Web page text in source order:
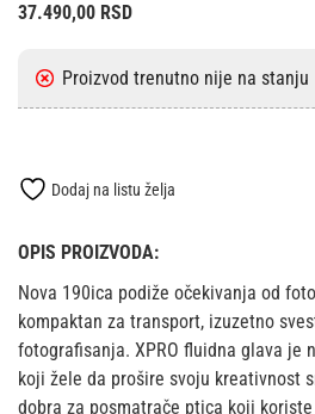
37.490,00 RSD
OPIS PROIZVODA:
Nova 190ica podiže očekivanja od
kompaktan za transport, izuzetno
fotografisanja. XPRO fluidna glava je
koji žele da prošire svoju kreativnost
dobra za posmatrače ptica koji
Dodaj na listu želja